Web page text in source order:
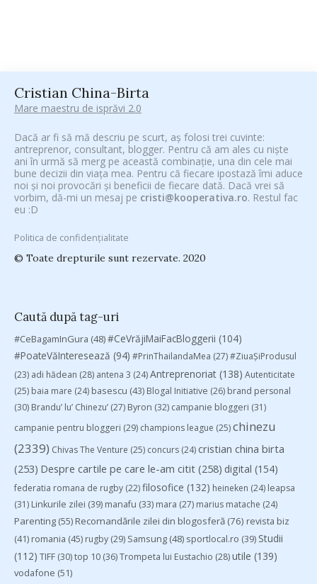
Cristian China-Birta
Mare maestru de isprăvi 2.0
Dacă ar fi să mă descriu pe scurt, aș folosi trei cuvinte:
antreprenor, consultant, blogger. Pentru că am ales cu niște
ani în urmă să merg pe această combinație, una din cele mai
bune decizii din viața mea. Pentru că fiecare ipostază îmi aduce
noi și noi provocări și beneficii de fiecare dată. Dacă vrei să
vorbim, dă-mi un mesaj pe cristi@kooperativa.ro. Restul fac
eu :D
Politica de confidențialitate
© Toate drepturile sunt rezervate. 2020
Caută după tag-uri
#CeBagamInGura (48)#CeVrăjiMaiFacBloggerii (104)
#PoateVăInteresează (94) #PrinThailandaMea (27)#ZiuaȘiProdusul
(23) adi hădean (28) antena 3 (24)Antreprenoriat (138) Autenticitate
(25) baia mare (24) basescu (43) Blogal Initiative (26) brand personal
(30) Brandu’ lu’ Chinezu’ (27) Byron (32) campanie bloggeri (31)
campanie pentru bloggeri (29) champions league (25)chinezu
(2339) Chivas The Venture (25) concurs (24)cristian china birta
(253) Despre cartile pe care le-am citit (258) digital (154)
federatia romana de rugby (22)filosofice (132) heineken (24) leapsa
(31) Linkurile zilei (39) manafu (33) mara (27) marius matache (24)
Parenting (55) Recomandările zilei din blogosferă (76) revista biz
(41) romania (45) rugby (29) Samsung (48) sportlocal.ro (39) Studii
(112) TIFF (30)top 10 (36)Trompeta lui Eustachio (28)utile (139)
vodafone (51)